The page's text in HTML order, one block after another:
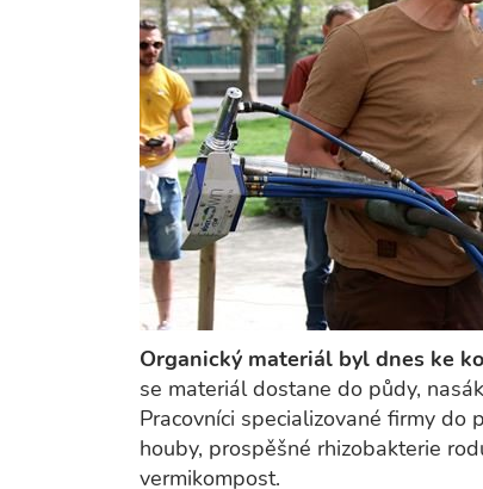
Organický materiál byl dnes ke
se materiál dostane do půdy,
Pracovníci specializované firmy
houby, prospěšné rhizobakterie
vermikompost.